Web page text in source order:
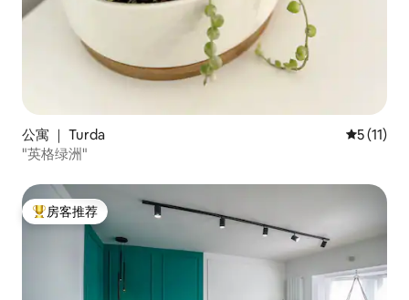
公寓 ｜ Turda 平均评分
5 (11)
"英格绿洲"
热门「房客推荐」
房客推荐